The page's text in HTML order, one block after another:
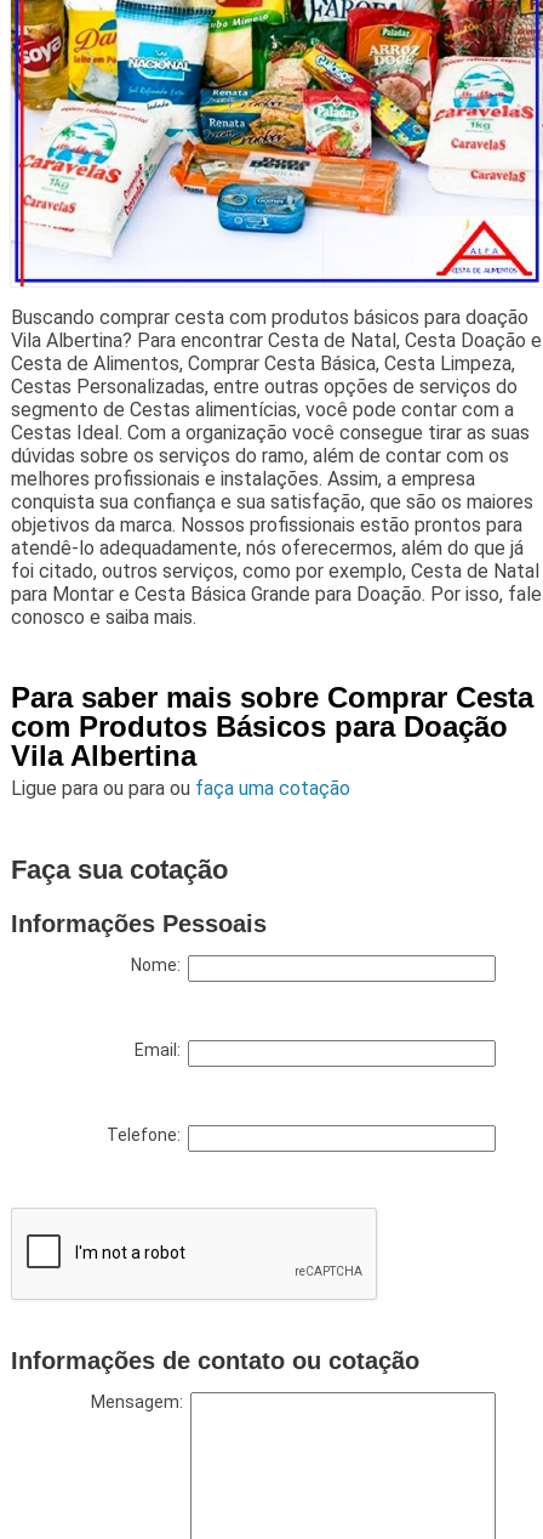
Buscando comprar cesta com produtos básicos para doação
Vila Albertina? Para encontrar Cesta de Natal, Cesta Doação e
Cesta de Alimentos, Comprar Cesta Básica, Cesta Limpeza,
Cestas Personalizadas, entre outras opções de serviços do
segmento de Cestas alimentícias, você pode contar com a
Cestas Ideal. Com a organização você consegue tirar as suas
dúvidas sobre os serviços do ramo, além de contar com os
melhores profissionais e instalações. Assim, a empresa
conquista sua confiança e sua satisfação, que são os maiores
objetivos da marca. Nossos profissionais estão prontos para
atendê-lo adequadamente, nós oferecermos, além do que já
foi citado, outros serviços, como por exemplo, Cesta de Natal
para Montar e Cesta Básica Grande para Doação. Por isso, fale
conosco e saiba mais.
Para saber mais sobre Comprar Cesta
com Produtos Básicos para Doação
Vila Albertina
Ligue para ou para ou faça uma cotação
Faça sua cotação
Informações Pessoais
Nome:
Email:
Telefone:
Informações de contato ou cotação
Mensagem: